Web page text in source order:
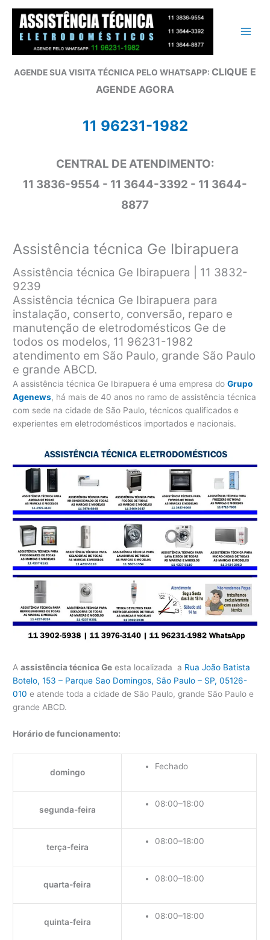
conteúdo
AGENDE SUA VISITA TÉCNICA PELO WHATSAPP: CLIQUE E
AGENDE AGORA
11 96231-1982
CENTRAL DE ATENDIMENTO:
11 3836-9554 - 11 3644-3392 - 11 3644-
8877
Assistência técnica Ge Ibirapuera
Assistência técnica Ge Ibirapuera | 11 3832-
9239
Assistência técnica Ge Ibirapuera para
instalação, conserto, conversão, reparo e
manutenção de eletrodomésticos Ge de
todos os modelos, 11 96231-1982
atendimento em São Paulo, grande São Paulo
e grande ABCD.
A assistência técnica Ge Ibirapuera é uma empresa doGrupo
Agenews, há mais de 40 anos no ramo de assistência técnica
com sede na cidade de São Paulo, técnicos qualificados e
experientes em eletrodomésticos importados e nacionais.
Aassistência técnica Ge esta localizada a Rua João Batista
Botelo, 153 – Parque Sao Domingos, São Paulo – SP, 05126-
010 e atende toda a cidade de São Paulo, grande São Paulo e
grande ABCD.
Horário de funcionamento:
domingo
Fechado
segunda-feira
08:00–18:00
terça-feira
08:00–18:00
quarta-feira
08:00–18:00
quinta-feira
08:00–18:00